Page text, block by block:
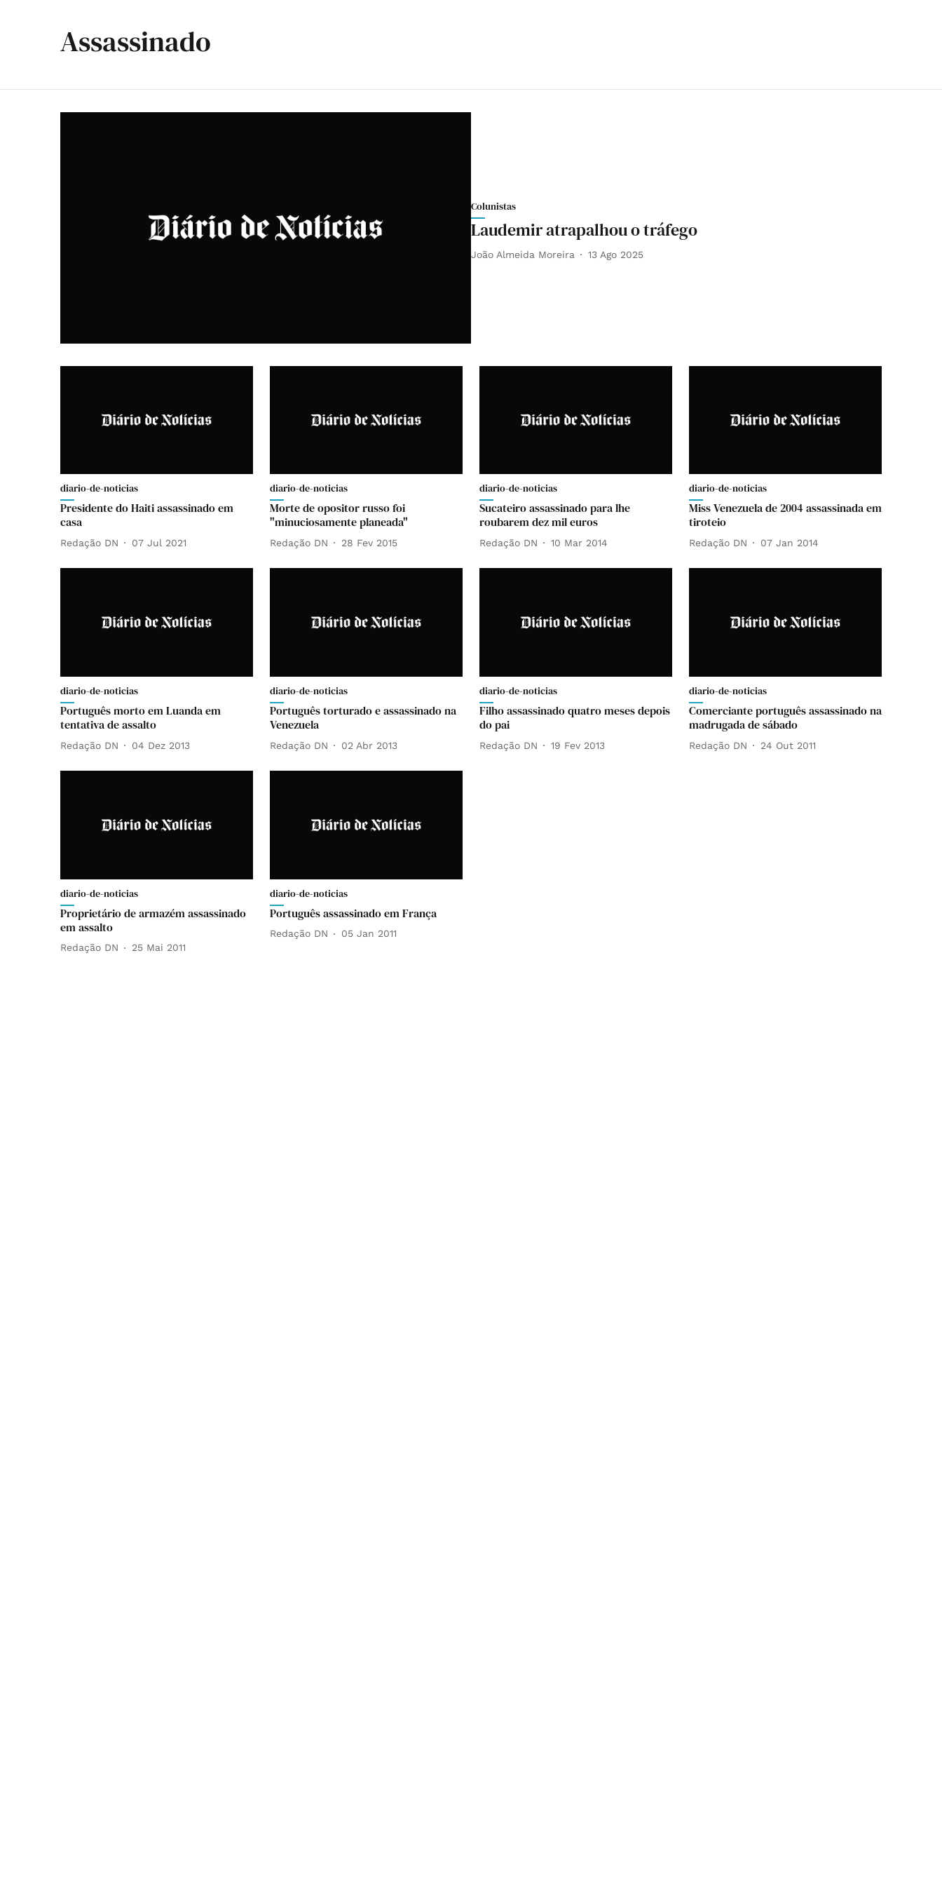
Assassinado
Colunistas
Laudemir atrapalhou o tráfego
João Almeida Moreira 13 Ago 2025
diario-de-noticias
Presidente do Haiti assassinado em
casa
Redação DN 07 Jul 2021
diario-de-noticias
Morte de opositor russo foi
"minuciosamente planeada"
Redação DN 28 Fev 2015
diario-de-noticias
Sucateiro assassinado para lhe
roubarem dez mil euros
Redação DN 10 Mar 2014
diario-de-noticias
Miss Venezuela de 2004 assassinada em
tiroteio
Redação DN 07 Jan 2014
diario-de-noticias
Português morto em Luanda em
tentativa de assalto
Redação DN 04 Dez 2013
diario-de-noticias
Português torturado e assassinado na
Venezuela
Redação DN 02 Abr 2013
diario-de-noticias
Filho assassinado quatro meses depois
do pai
Redação DN 19 Fev 2013
diario-de-noticias
Comerciante português assassinado na
madrugada de sábado
Redação DN 24 Out 2011
diario-de-noticias
Proprietário de armazém assassinado
em assalto
Redação DN 25 Mai 2011
diario-de-noticias
Português assassinado em França
Redação DN 05 Jan 2011